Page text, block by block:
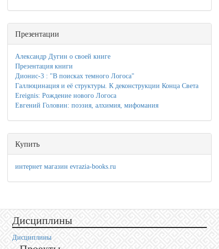
Презентации
Александр Дугин о своей книге
Презентация книги
Дионис-3 : "В поисках темного Логоса"
Галлюцинация и её структуры. К деконструкции Конца Света
Ereignis: Рождение нового Логоса
Евгений Головин: поэзия, алхимия, мифомания
Купить
интернет магазин evrazia-books.ru
Дисциплины
Дисциплины